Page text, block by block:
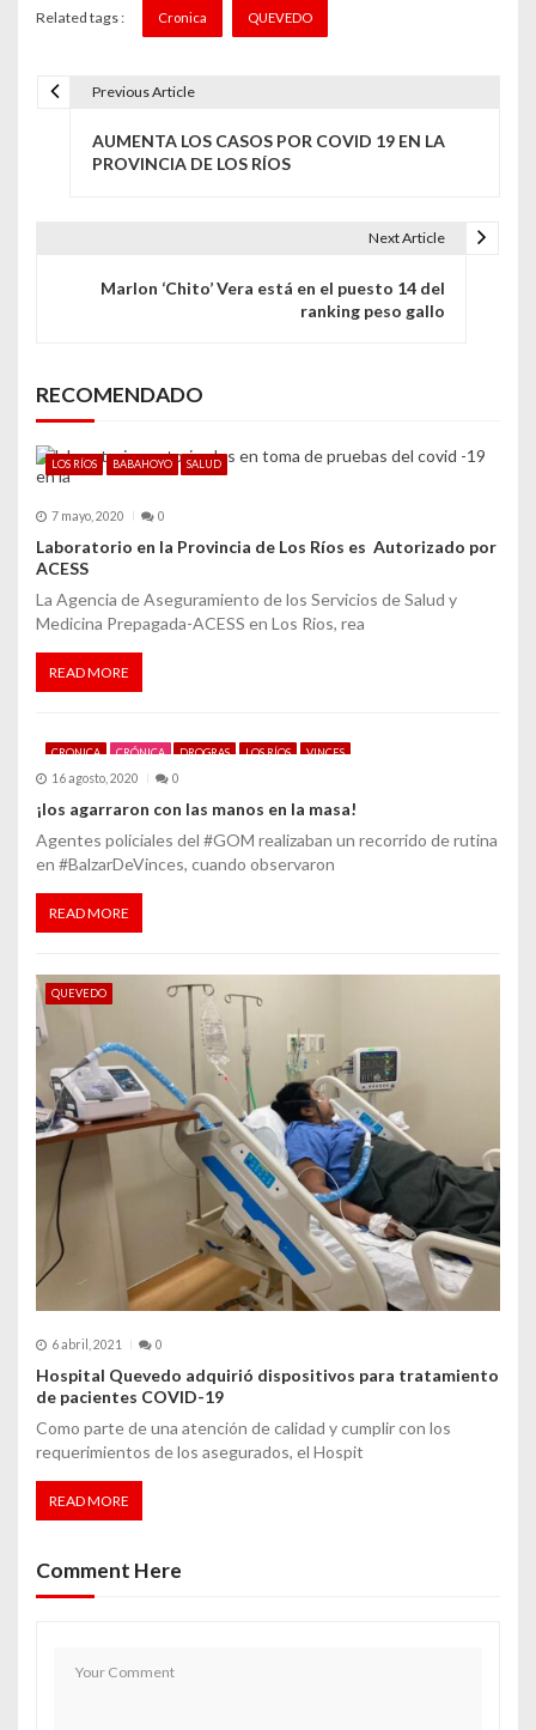
Related tags : Cronica QUEVEDO
i
ó
d
e
e
n
r
a
d
a
s
Previous Article
AUMENTA LOS CASOS POR COVID 19 EN LA
PROVINCIA DE LOS RÍOS
Next Article
Marlon ‘Chito’ Vera está en el puesto 14 del
ranking peso gallo
RECOMENDADO
LOS RÍOS BABAHOYO SALUD
7 mayo, 2020 0
Laboratorio en la Provincia de Los Ríos es Autorizado por
ACESS
La Agencia de Aseguramiento de los Servicios de Salud y
Medicina Prepagada-ACESS en Los Rios, rea
READ MORE
CRONICA CRÓNICA DROGRAS LOS RÍOS VINCES
16 agosto, 2020 0
¡los agarraron con las manos en la masa!
Agentes policiales del #GOM realizaban un recorrido de rutina
en #BalzarDeVinces, cuando observaron
READ MORE
QUEVEDO
6 abril, 2021 0
Hospital Quevedo adquirió dispositivos para tratamiento
de pacientes COVID-19
Como parte de una atención de calidad y cumplir con los
requerimientos de los asegurados, el Hospit
READ MORE
Comment Here